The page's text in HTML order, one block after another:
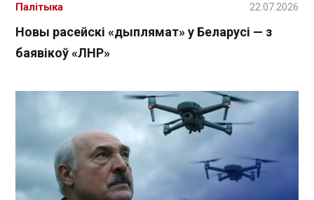
Новы расейскі «дыплямат» у Беларусі — з
баявікоў «ЛНР»
Палітыка 22.07.2026